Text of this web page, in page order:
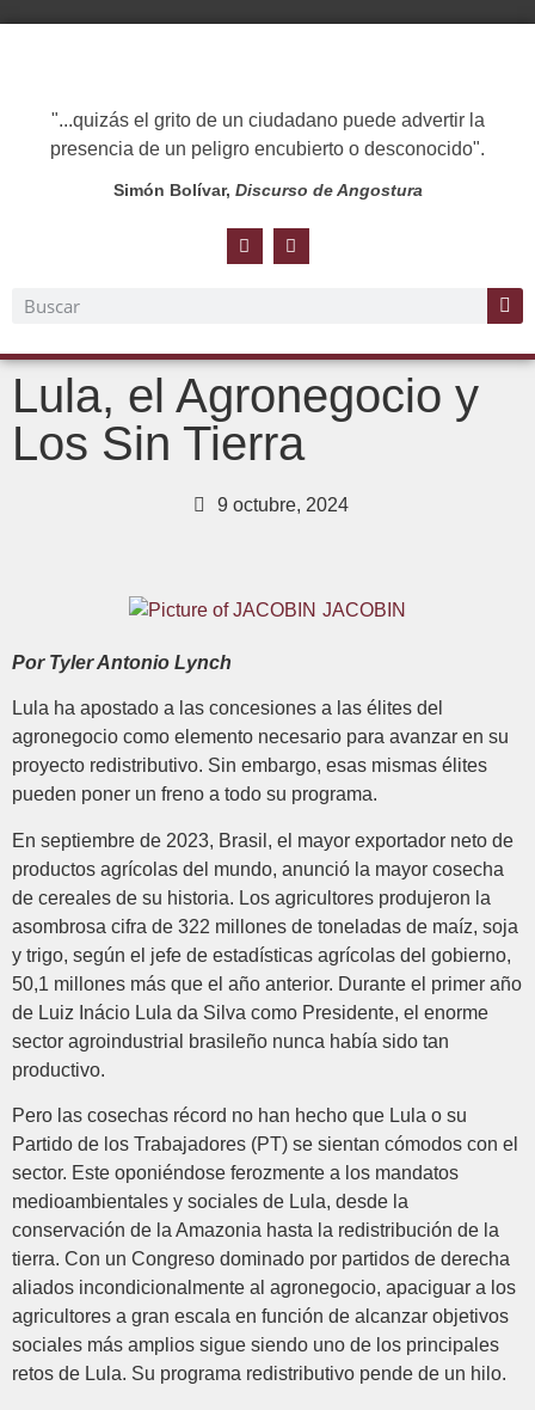
"...quizás el grito de un ciudadano puede advertir la
presencia de un peligro encubierto o desconocido".
Simón Bolívar, Discurso de Angostura
Lula, el Agronegocio y
Los Sin Tierra
9 octubre, 2024
JACOBIN
Por Tyler Antonio Lynch
Lula ha apostado a las concesiones a las élites del
agronegocio como elemento necesario para avanzar en su
proyecto redistributivo. Sin embargo, esas mismas élites
pueden poner un freno a todo su programa.
En septiembre de 2023, Brasil, el mayor exportador neto de
productos agrícolas del mundo, anunció la mayor cosecha
de cereales de su historia. Los agricultores produjeron la
asombrosa cifra de 322 millones de toneladas de maíz, soja
y trigo, según el jefe de estadísticas agrícolas del gobierno,
50,1 millones más que el año anterior. Durante el primer año
de Luiz Inácio Lula da Silva como Presidente, el enorme
sector agroindustrial brasileño nunca había sido tan
productivo.
Pero las cosechas récord no han hecho que Lula o su
Partido de los Trabajadores (PT) se sientan cómodos con el
sector. Este oponiéndose ferozmente a los mandatos
medioambientales y sociales de Lula, desde la
conservación de la Amazonia hasta la redistribución de la
tierra. Con un Congreso dominado por partidos de derecha
aliados incondicionalmente al agronegocio, apaciguar a los
agricultores a gran escala en función de alcanzar objetivos
sociales más amplios sigue siendo uno de los principales
retos de Lula. Su programa redistributivo pende de un hilo.